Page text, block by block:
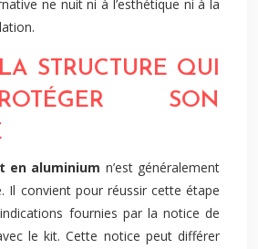
ne nuit ni à l’esthétique ni à la
STRUCTURE QUI
SON
en aluminium n’est généralement
Il convient pour réussir cette étape
fournies par la notice de
le kit. Cette notice peut différer